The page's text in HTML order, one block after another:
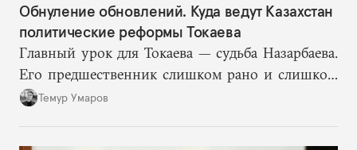
Обнуление обновлений. Куда ведут Казахстан
политические реформы Токаева
Главный урок для Токаева — судьба Назарбаева.
Его предшественник слишком рано и слишком
подробно описал механизм собственного
Темур Умаров